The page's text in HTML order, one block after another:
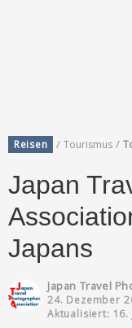
Reisen / Tourismus /
Japan
Japans
Japan Travel
24. Dezember
Aktualisiert: 16.